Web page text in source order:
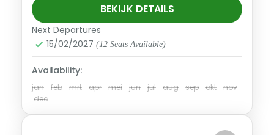
winterwonderland.
Oostenrijk
1-12 Personen
BEKIJK DETAILS
Next Departures
15/02/2027 (12 Seats Available)
Availability:
jan feb mrt apr mei jun jul aug sep okt
nov
dec